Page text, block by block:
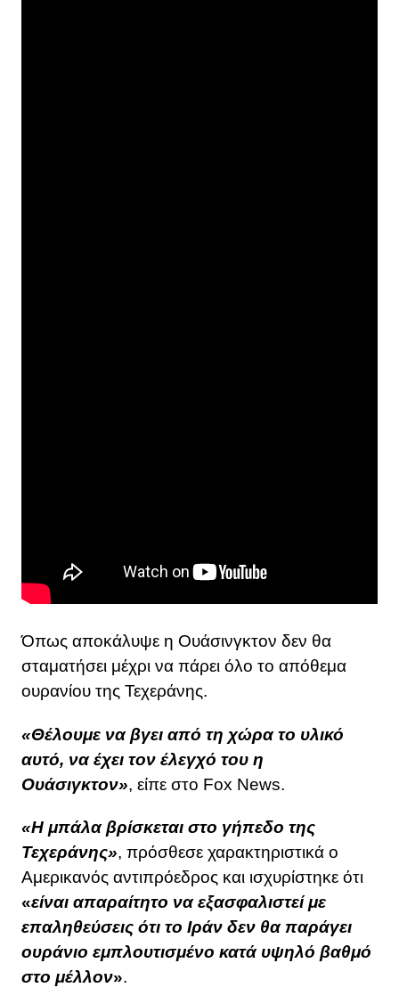
Όπως αποκάλυψε η Ουάσινγκτον δεν θα
σταματήσει μέχρι να πάρει όλο το απόθεμα
ουρανίου της Τεχεράνης.
«Θέλουμε να βγει από τη χώρα το υλικό
αυτό, να έχει τον έλεγχό του η
Ουάσιγκτον», είπε στο Fox News.
«Η μπάλα βρίσκεται στο γήπεδο της
Τεχεράνης», πρόσθεσε χαρακτηριστικά ο
Αμερικανός αντιπρόεδρος και ισχυρίστηκε ότι
«είναι απαραίτητο να εξασφαλιστεί με
επαληθεύσεις ότι το Ιράν δεν θα παράγει
ουράνιο εμπλουτισμένο κατά υψηλό βαθμό
στο μέλλον».